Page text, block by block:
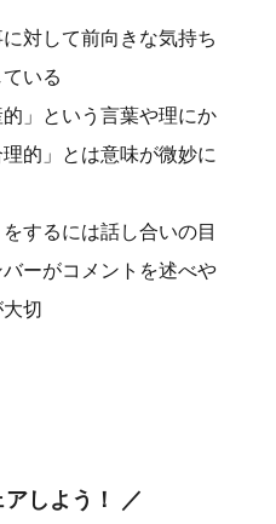
に対して前向きな気持ち
いる
」という言葉や理にか
的」とは意味が微妙に
するには話し合いの目
ーがコメントを述べや
切
しよう！ ／